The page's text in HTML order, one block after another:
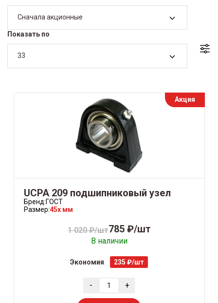
Сначала акционные
Показать по
33
Акция
UCPA 209 подшипниковый узел
Бренд:ГОСТ
Размер:45x мм
1 020 ₽/шт785 ₽/шт
В наличии
Экономия 235 ₽/шт
- +